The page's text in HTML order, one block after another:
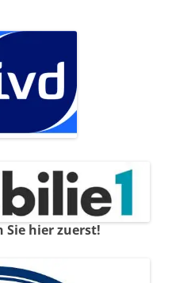
hier zuerst!